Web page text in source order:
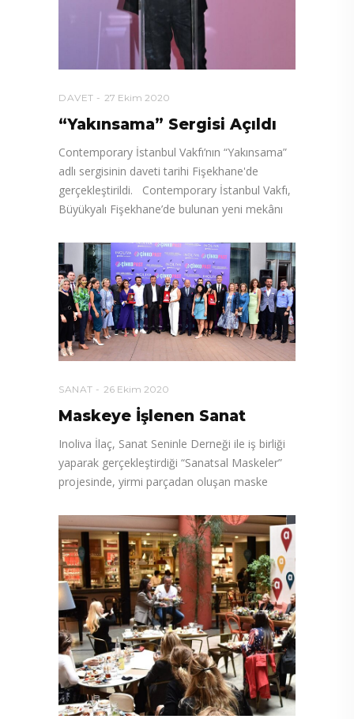
DAVET 27 Ekim 2020
“Yakınsama” Sergisi Açıldı
Contemporary İstanbul Vakfı’nın “Yakınsama”
adlı sergisinin daveti tarihi Fişekhane'de
gerçekleştirildi. Contemporary İstanbul Vakfı,
Büyükyalı Fişekhane’de bulunan yeni mekânı
SANAT 26 Ekim 2020
Maskeye İşlenen Sanat
Inoliva İlaç, Sanat Seninle Derneği ile iş birliği
yaparak gerçekleştirdiği “Sanatsal Maskeler”
projesinde, yirmi parçadan oluşan maske